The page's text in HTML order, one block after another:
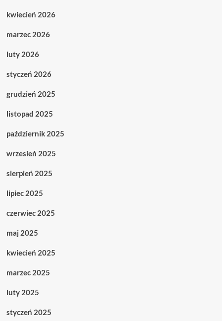
kwiecień 2026
marzec 2026
luty 2026
styczeń 2026
grudzień 2025
listopad 2025
październik 2025
wrzesień 2025
sierpień 2025
lipiec 2025
czerwiec 2025
maj 2025
kwiecień 2025
marzec 2025
luty 2025
styczeń 2025